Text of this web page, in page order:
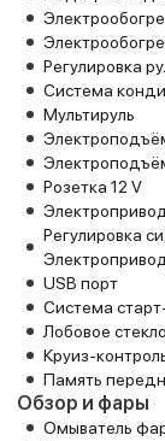
Регулировка
Система
Мультируль
Розетка 12 V
Регулировка
Электропривод
USB порт
Система
Лобовое
Круиз-
Память
Обзор и фары
Омыватель